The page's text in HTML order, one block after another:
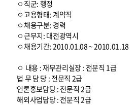
ㅇ직군: 행정
ㅇ고용형태: 계약직
ㅇ채용구분: 경력
ㅇ근무지: 대전광역시
ㅇ채용기간: 2010.01.08 ~ 2010.01.18
ㅇ 내용 : 재무관리실장 : 전문직 1급
법 무 담 당 : 전문직 2급
언론홍보담당 : 전문직 2급
해외사업담당 : 전문직 2급